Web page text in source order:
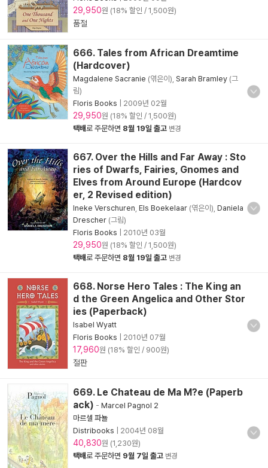
29,950원 (18% 할인 / 1,500원)
품절
666. Tales from African Dreamtime
(Hardcover)
Magdalene Sacranie (엮은이), Sarah Bramley (그
림)
Floris Books
2009년 02월
29,950원 (18% 할인 / 1,500원)
택배로 주문하면 8월 19일 출고 변경
667. Over the Hills and Far Away : Sto
ries of Dwarfs, Fairies, Gnomes and
Elves from Around Europe (Hardcov
er, 2 Revised edition)
Ineke Verschuren Els Boekelaar (엮은이), Daniela
Drescher (그림)
Floris Books
2010년 03월
29,950원 (18% 할인 / 1,500원)
택배로 주문하면 8월 19일 출고 변경
668. Norse Hero Tales : The King an
d the Green Angelica and Other Stor
ies (Paperback)
Isabel Wyatt
Floris Books
2010년 07월
17,960원 (18% 할인 / 900원)
절판
669. Le Chateau de Ma M?e (Paperb
ack) - Marcel Pagnol 2
마르셀 파뇰
Distribooks
2004년 08월
40,830원 (1,230원)
택배로 주문하면 9월 7일 출고 변경